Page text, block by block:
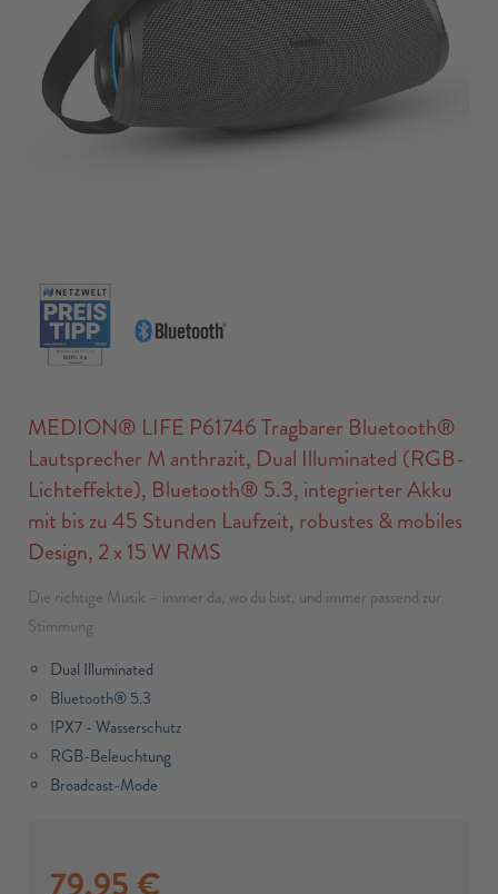
MEDION® LIFE P61746 Tragbarer Bluetooth®
Lautsprecher M anthrazit, Dual Illuminated (RGB-
Lichteffekte), Bluetooth® 5.3, integrierter Akku
mit bis zu 45 Stunden Laufzeit, robustes & mobiles
Design, 2 x 15 W RMS
Die richtige Musik – immer da, wo du bist, und immer passend zur
Stimmung
Dual Illuminated
Bluetooth® 5.3
IPX7 - Wasserschutz
RGB-Beleuchtung
Broadcast-Mode